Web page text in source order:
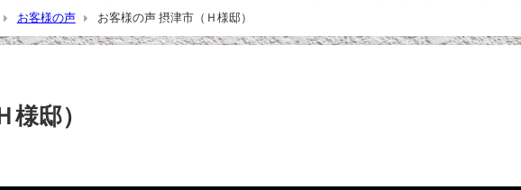
お客様の声 お客様の声 摂津市（Ｈ様邸）
様邸）